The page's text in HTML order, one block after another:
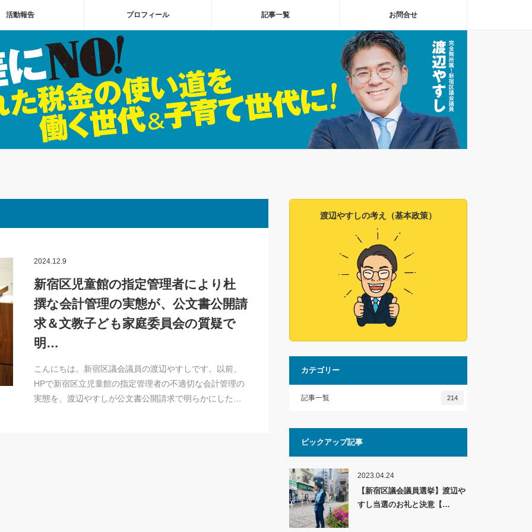
活動報告 プロフィール 記事一覧 お問合せ
2024.12.9
新宿区児童館の指定管理者により杜
撰な会計管理の実態が、公文書公開請
求＆文教子ども家庭委員会の質疑で
明…
こんにちは。新宿区議会議員の渡辺やすしです。以前、
HPで新宿区立児童館の指定管理者の不適切な会計管理の
実態を、渡辺やすしが公文書公開請求で明らかにした…
渡辺やすしの考え（基本政策）
カテゴリー
記事一覧 214
ピックアップ記事
2023.04.24
【新宿区議会議員選挙】渡辺や
すし当選のお礼と決意【…